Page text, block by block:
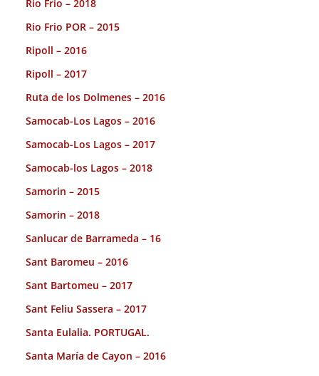
Rio Frio – 2018
Rio Frio POR – 2015
Ripoll – 2016
Ripoll – 2017
Ruta de los Dolmenes – 2016
Samocab-Los Lagos – 2016
Samocab-Los Lagos – 2017
Samocab-los Lagos – 2018
Samorin – 2015
Samorin – 2018
Sanlucar de Barrameda – 16
Sant Baromeu – 2016
Sant Bartomeu – 2017
Sant Feliu Sassera – 2017
Santa Eulalia. PORTUGAL.
Santa María de Cayon – 2016